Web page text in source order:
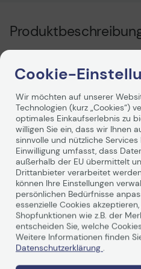
Büro und Zuhause hin- und
mit einem zweiten
haben Sie einen fürs Büro
unterwegs. Der 130-Watt-
speziell auf die Erfüllung der
Dell Notebooks ausgelegt.
130-Watt-Netzadapter
Betrieb und zum
die Stromversorgung
wird mitgeliefert.
Technische Daten
Cookie-
Wir möchten auf unserer
Technologien (kurz „Cookies“)
optimales Einkaufserlebnis zu
willigen Sie ein, dass wir Ihnen
sinnvolle und nützliche
Einwilligung umfasst, dass
außerhalb der EU übermittelt
Drittanbieter verarbeitet
können Ihre Einstellungen
persönlichen Bedürfnisse
essenzielle Cookies
Shopfunktionen wie z.B. der
entscheiden Sie, welche
Weitere Informationen finden
Datenschutzerklärung .